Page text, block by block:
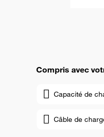
Compris avec
Capacité de
Câble de